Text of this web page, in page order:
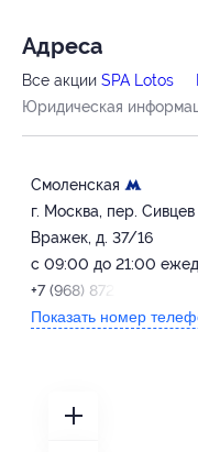
Адресa
Все акции SPA Lotos
Юридическая
Смоленская
г. Москва, пер. Сивцев
Вражек, д. 37/16
с 09:00 до 21:00
+7 (968) 872-34-72
Показать номер